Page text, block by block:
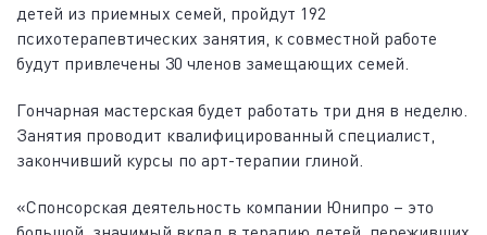
детей из приемных семей, пройдут 192
психотерапевтических занятия, к совместной работе
будут привлечены 30 членов замещающих семей.
Гончарная мастерская будет работать три дня в неделю.
Занятия проводит квалифицированный специалист,
закончивший курсы по арт-терапии глиной.
«Спонсорская деятельность компании Юнипро – это